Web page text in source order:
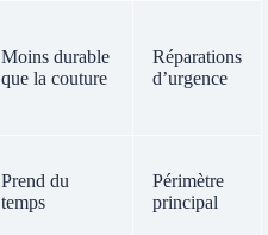
Moins durable
que la couture
Réparations
d’urgence
Prend du
temps
Périmètre
principal